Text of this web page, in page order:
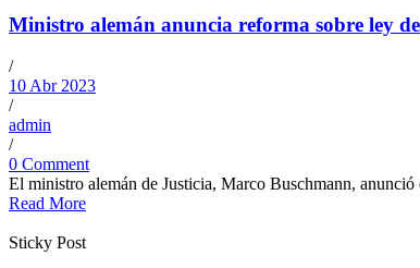
Ministro alemán anuncia reforma sobre ley
/
10 Abr 2023
/
admin
/
0 Comment
El ministro alemán de Justicia, Marco Buschmann,
Read More
Sticky Post